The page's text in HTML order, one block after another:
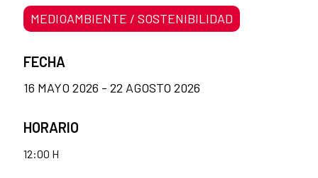
MEDIOAMBIENTE / SOSTENIBILIDAD
FECHA
16 MAYO 2026 - 22 AGOSTO 2026
HORARIO
12:00 H